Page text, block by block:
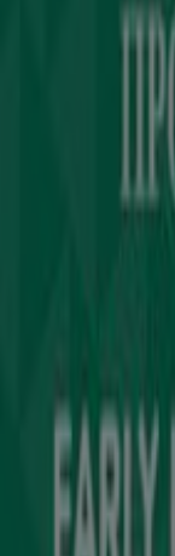
Εργαστείτε
Kontakt
Αίτημα
Το
εμπορικά
Τοπικές
Εταιρίες
Κοντινά
Προϊόντα